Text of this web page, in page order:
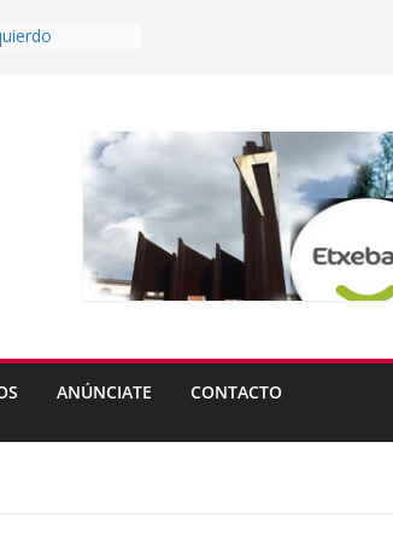
este
ya es
del
abren plazo
ANÚNCIATE CONTACTO